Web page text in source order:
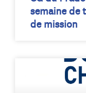
semaine de
de mission